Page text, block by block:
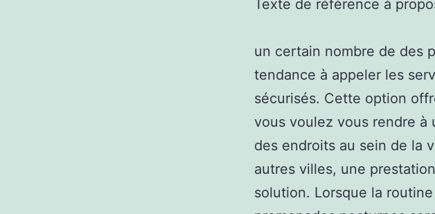
Texte de référence à
un certain nombre de des
tendance à appeler les
sécurisés. Cette option
vous voulez vous rendre à
des endroits au sein de la
autres villes, une
solution. Lorsque la